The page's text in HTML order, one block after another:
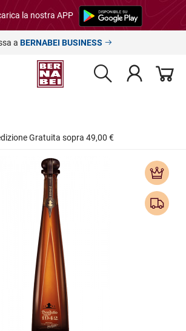
la nostra APP
a BERNABEI BUSINESS
Gratuita sopra 49,00 €